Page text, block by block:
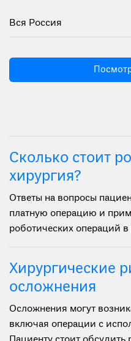
Вся Россия
Сколько стоит
хирургия?
Ответы на вопросы
платную операцию и
роботических операций
Хирургические
осложнения
Осложнения могут
включая операции с